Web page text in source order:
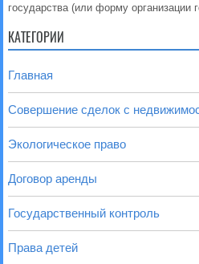
государства (или форму организации
КАТЕГОРИИ
Главная
Совершение сделок с
Экологическое право
Договор аренды
Государственный контроль
Права детей